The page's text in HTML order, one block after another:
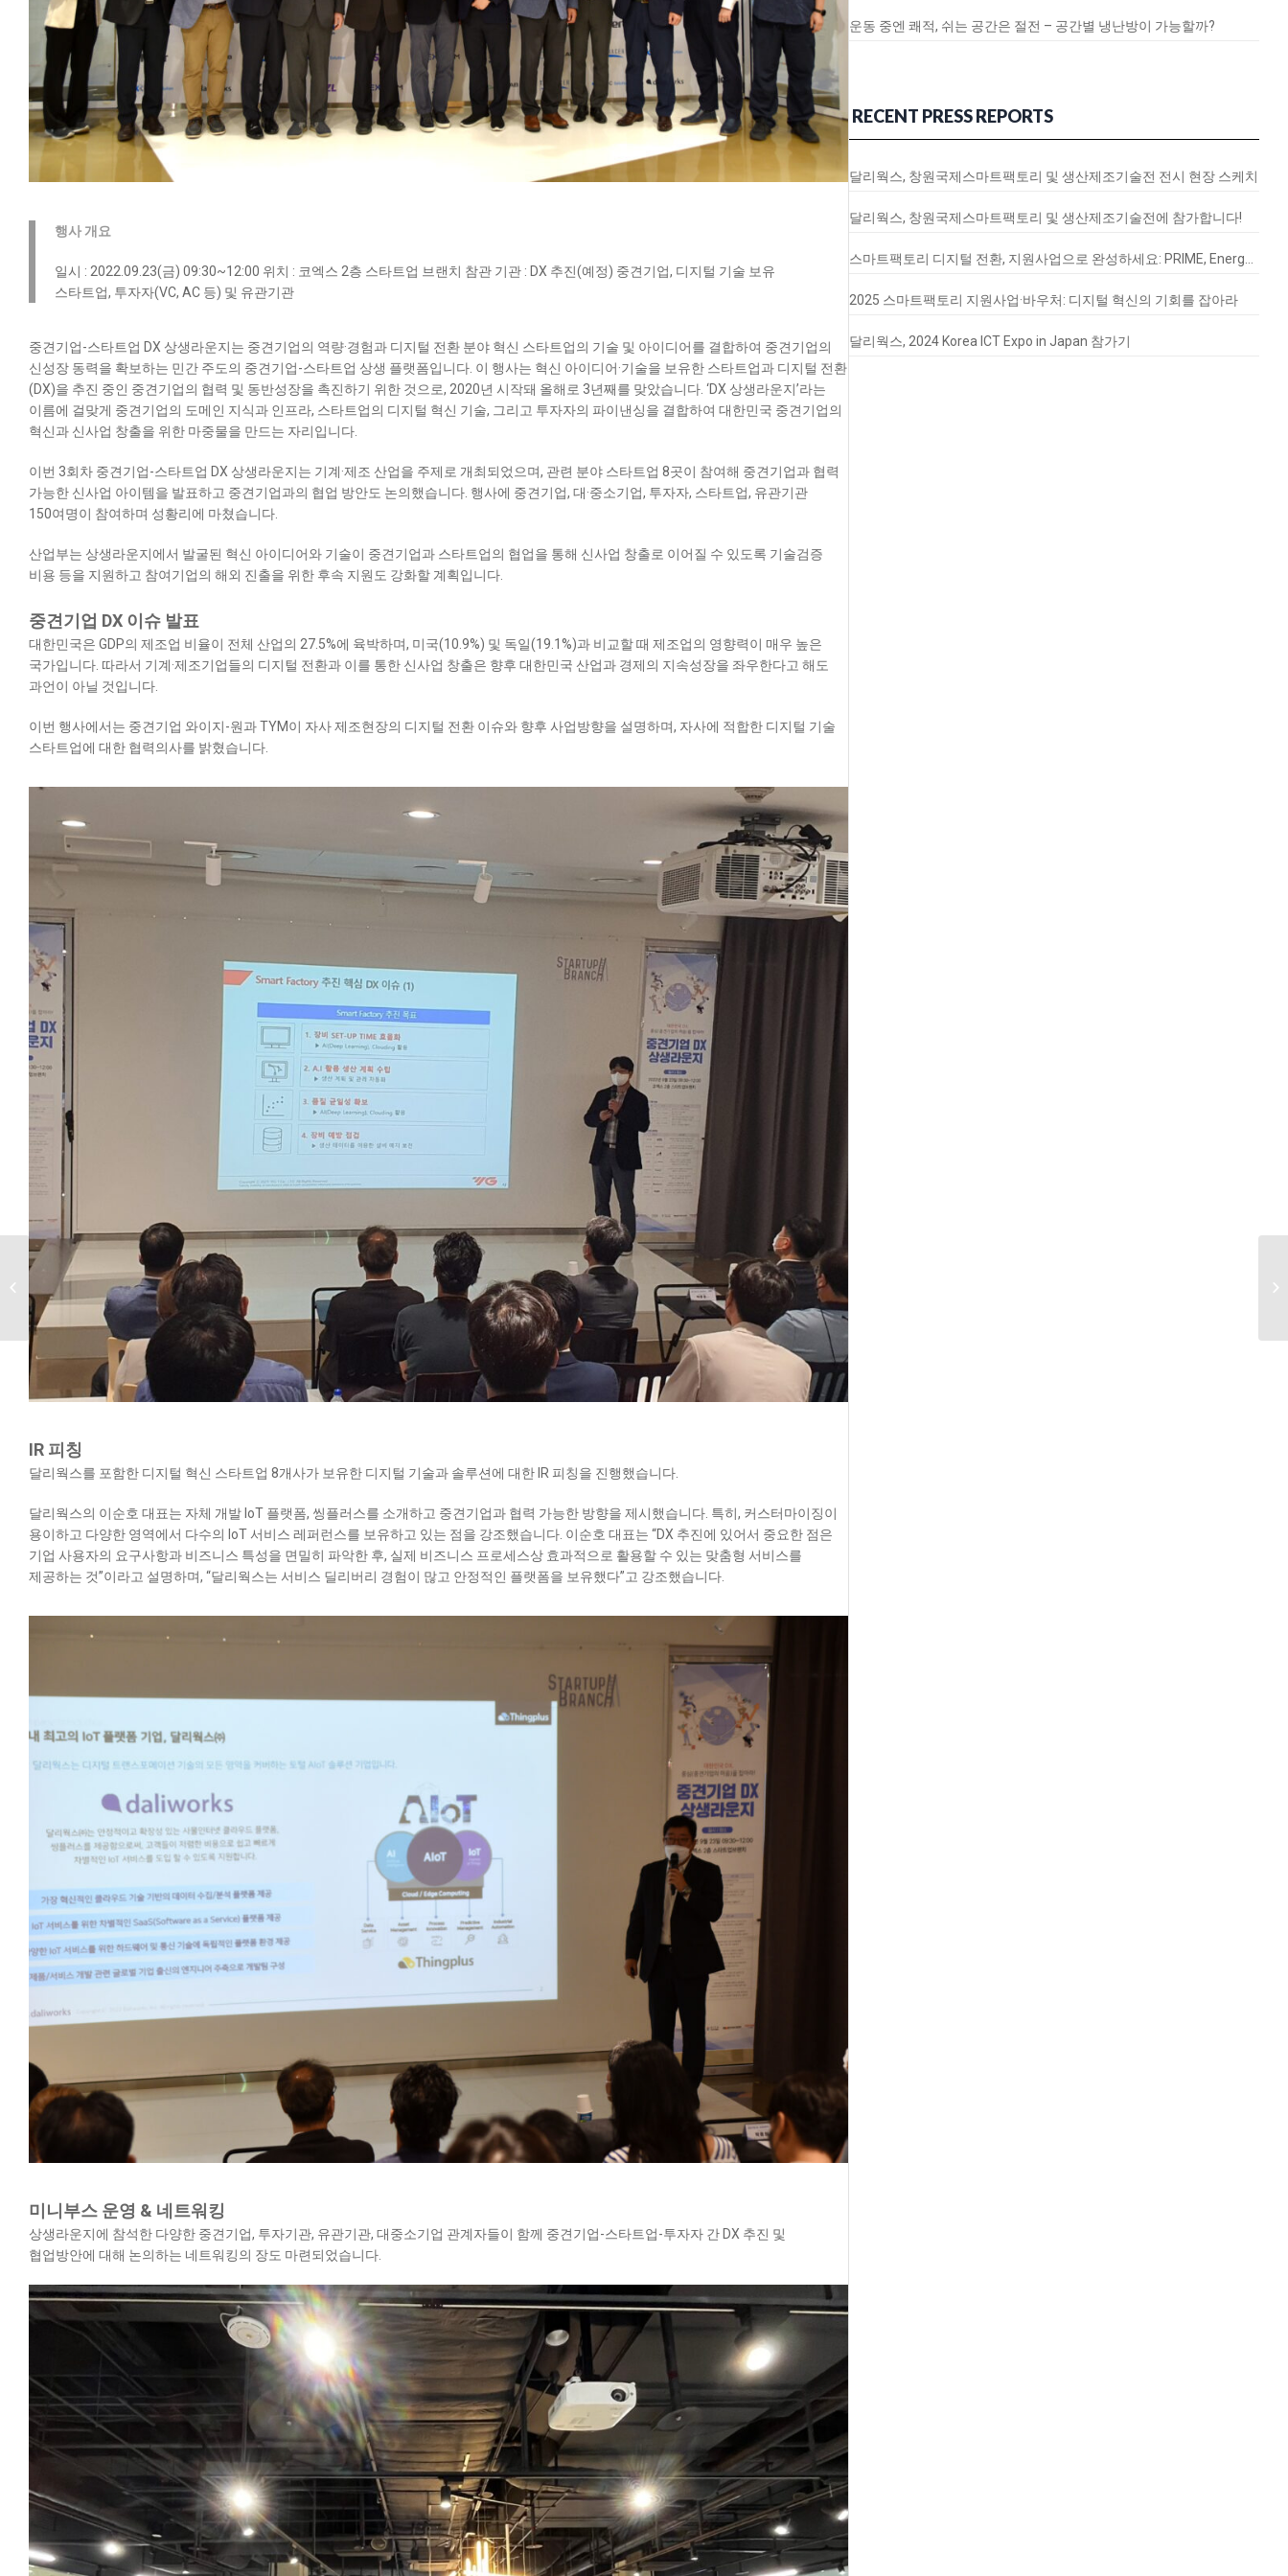
행사 개요
일시 : 2022.09.23(금) 09:30~12:00 위치 : 코엑스 2층 스타트업 브랜치 참관 기관 : DX 추진(예정) 중견기업, 디지털 기술 보유
스타트업, 투자자(VC, AC 등) 및 유관기관
중견기업-스타트업 DX 상생라운지는 중견기업의 역량·경험과 디지털 전환 분야 혁신 스타트업의 기술 및 아이디어를 결합하여 중견기업의
신성장 동력을 확보하는 민간 주도의 중견기업-스타트업 상생 플랫폼입니다. 이 행사는 혁신 아이디어·기술을 보유한 스타트업과 디지털 전환
(DX)을 추진 중인 중견기업의 협력 및 동반성장을 촉진하기 위한 것으로, 2020년 시작돼 올해로 3년째를 맞았습니다. ‘DX 상생라운지’라는
이름에 걸맞게 중견기업의 도메인 지식과 인프라, 스타트업의 디지털 혁신 기술, 그리고 투자자의 파이낸싱을 결합하여 대한민국 중견기업의
혁신과 신사업 창출을 위한 마중물을 만드는 자리입니다.
이번 3회차 중견기업-스타트업 DX 상생라운지는 기계·제조 산업을 주제로 개최되었으며, 관련 분야 스타트업 8곳이 참여해 중견기업과 협력
가능한 신사업 아이템을 발표하고 중견기업과의 협업 방안도 논의했습니다. 행사에 중견기업, 대·중소기업, 투자자, 스타트업, 유관기관
150여명이 참여하며 성황리에 마쳤습니다.
산업부는 상생라운지에서 발굴된 혁신 아이디어와 기술이 중견기업과 스타트업의 협업을 통해 신사업 창출로 이어질 수 있도록 기술검증
비용 등을 지원하고 참여기업의 해외 진출을 위한 후속 지원도 강화할 계획입니다.
중견기업 DX 이슈 발표
대한민국은 GDP의 제조업 비율이 전체 산업의 27.5%에 육박하며, 미국(10.9%) 및 독일(19.1%)과 비교할 때 제조업의 영향력이 매우 높은
국가입니다. 따라서 기계·제조기업들의 디지털 전환과 이를 통한 신사업 창출은 향후 대한민국 산업과 경제의 지속성장을 좌우한다고 해도
과언이 아닐 것입니다.
이번 행사에서는 중견기업 와이지-원과 TYM이 자사 제조현장의 디지털 전환 이슈와 향후 사업방향을 설명하며, 자사에 적합한 디지털 기술
스타트업에 대한 협력의사를 밝혔습니다.
IR 피칭
달리웍스를 포함한 디지털 혁신 스타트업 8개사가 보유한 디지털 기술과 솔루션에 대한 IR 피칭을 진행했습니다.
달리웍스의 이순호 대표는 자체 개발 IoT 플랫폼, 씽플러스를 소개하고 중견기업과 협력 가능한 방향을 제시했습니다. 특히, 커스터마이징이
용이하고 다양한 영역에서 다수의 IoT 서비스 레퍼런스를 보유하고 있는 점을 강조했습니다. 이순호 대표는 “DX 추진에 있어서 중요한 점은
기업 사용자의 요구사항과 비즈니스 특성을 면밀히 파악한 후, 실제 비즈니스 프로세스상 효과적으로 활용할 수 있는 맞춤형 서비스를
제공하는 것”이라고 설명하며, “달리웍스는 서비스 딜리버리 경험이 많고 안정적인 플랫폼을 보유했다”고 강조했습니다.
미니부스 운영 & 네트워킹
상생라운지에 참석한 다양한 중견기업, 투자기관, 유관기관, 대중소기업 관계자들이 함께 중견기업-스타트업-투자자 간 DX 추진 및
협업방안에 대해 논의하는 네트워킹의 장도 마련되었습니다.
운동 중엔 쾌적, 쉬는 공간은 절전 – 공간별 냉난방이 가능할까?
RECENT PRESS REPORTS
달리웍스, 창원국제스마트팩토리 및 생산제조기술전 전시 현장 스케치
달리웍스, 창원국제스마트팩토리 및 생산제조기술전에 참가합니다!
2025 스마트팩토리 지원사업·바우처: 디지털 혁신의 기회를 잡아라
달리웍스, 2024 Korea ICT Expo in Japan 참가기
달리웍스, 2022 Korea
ICT Expo in Japan
전시회 참가